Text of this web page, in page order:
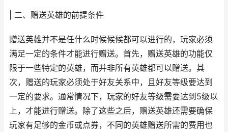
| 二、赠送英雄的前提条件
赠送英雄并不是任什么时候候候都可以进行的，玩家必须
满足一定的条件才能进行赠送。首先，赠送英雄的功能仅
限于一些特定的英雄，而并非所有英雄都可以赠送。其
次，赠送的玩家必须处于好友关系中，且好友等级要达到
一定的要求。通常情况下，玩家的好友等级需要达到5级以
上，才能进行赠送。除了这些之后，赠送英雄还需要确保
玩家有足够的金币或点券，不同的英雄赠送所需的费用也